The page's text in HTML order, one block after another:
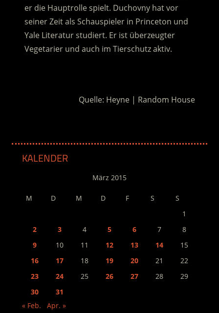
er die Hauptrolle spielt. Duchovny hat vor
seiner Zeit als Schauspieler in Princeton und
Yale Literatur studiert. Er ist überzeugter
Vegetarier und auch im Tierschutz aktiv.
Quelle: Heyne | Random House
KALENDER
März 2015
M D M D F S
S
1
2
3 4 5 6 7
8
9
10 11 12 13 14
15
16
17 18 19 20 21
22
23
24 25 26 27 28
29
30
31
« Feb.
Apr. »